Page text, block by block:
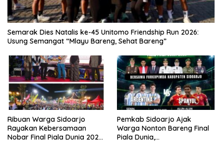
Semarak Dies Natalis ke-45 Unitomo Friendship Run 2026:
Usung Semangat “Mlayu Bareng, Sehat Bareng”
Ribuan Warga Sidoarjo
Rayakan Kebersamaan
Nobar Final Piala Dunia 2026
Pemkab Sidoarjo Ajak
Warga Nonton Bareng Final
Piala Dunia,